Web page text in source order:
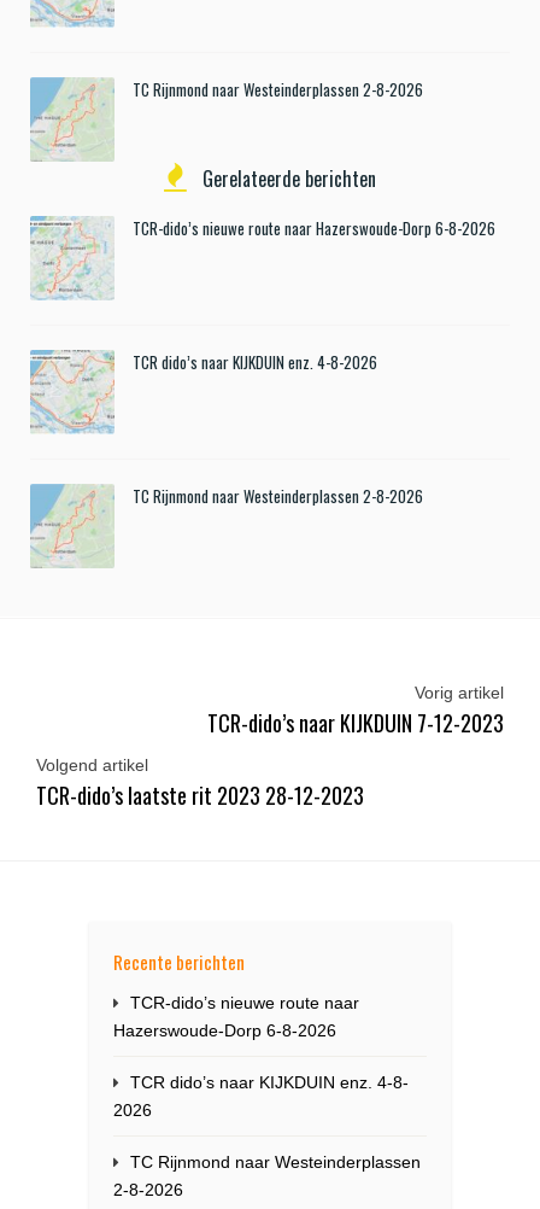
TC Rijnmond naar Westeinderplassen 2-8-2026
Gerelateerde berichten
TCR-dido’s nieuwe route naar Hazerswoude-Dorp 6-8-2026
TCR dido’s naar KIJKDUIN enz. 4-8-2026
TC Rijnmond naar Westeinderplassen 2-8-2026
Vorig artikel
TCR-dido’s naar KIJKDUIN 7-12-2023
Volgend artikel
TCR-dido’s laatste rit 2023 28-12-2023
Recente berichten
TCR-dido’s nieuwe route naar
Hazerswoude-Dorp 6-8-2026
TCR dido’s naar KIJKDUIN enz. 4-8-
2026
TC Rijnmond naar Westeinderplassen
2-8-2026